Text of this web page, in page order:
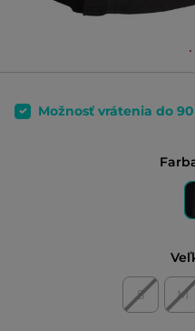
Možnosť vrátenia do
S M